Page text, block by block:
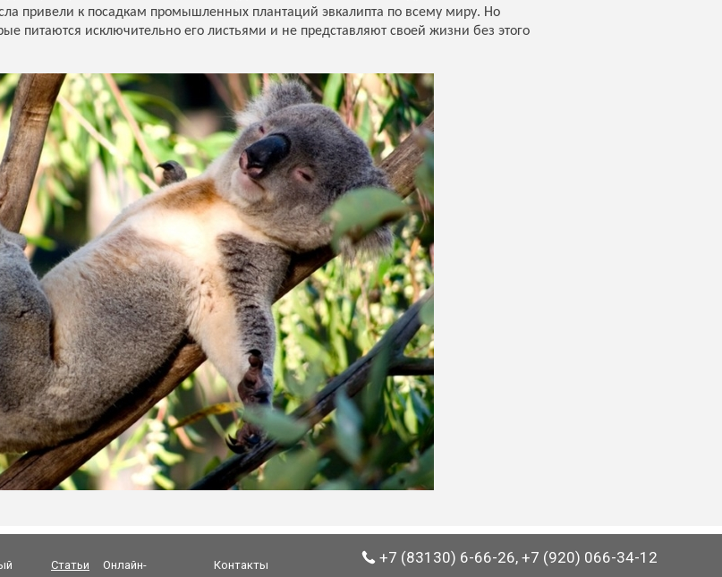
привели к посадкам промышленных плантаций эвкалипта по всему миру. Но
питаются исключительно его листьями и не представляют своей жизни без этого
Статьи
Онлайн-
Контакты
+7 (83130) 6-66-26, +7 (920) 066-34-12